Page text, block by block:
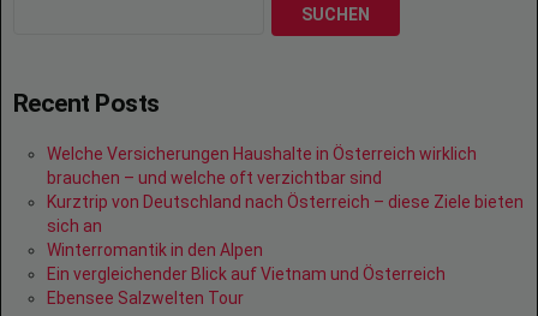
SUCHEN
Recent Posts
Welche Versicherungen Haushalte in Österreich wirklich
brauchen – und welche oft verzichtbar sind
Kurztrip von Deutschland nach Österreich – diese Ziele bieten
sich an
Winterromantik in den Alpen
Ein vergleichender Blick auf Vietnam und Österreich
Ebensee Salzwelten Tour